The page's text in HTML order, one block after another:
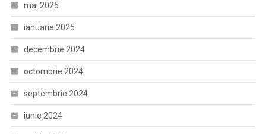
mai 2025
ianuarie 2025
decembrie 2024
octombrie 2024
septembrie 2024
iunie 2024